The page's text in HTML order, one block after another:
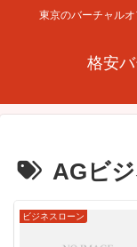
東京のバーチャル
格安
AGビ
ビジネスローン